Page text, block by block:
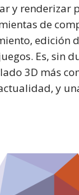
y renderizar
de
edición
Es, sin
3D más
y